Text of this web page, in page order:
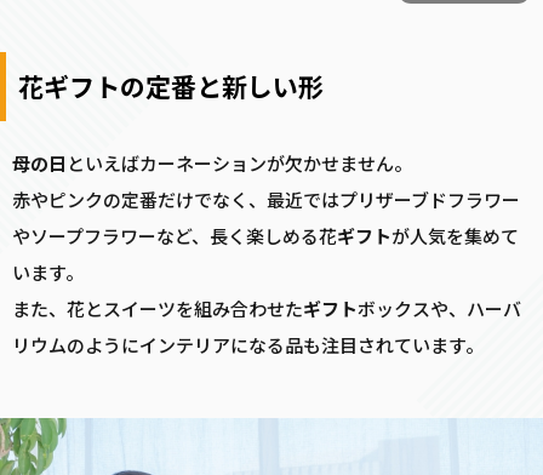
花ギフトの定番と新しい形
母の日 といえばカーネーションが欠かせません。
赤やピンクの定番だけでなく、最近ではプリザーブドフラワー
やソープフラワーなど、長く楽しめる花ギフトが人気を集めて
います。
また、花とスイーツを組み合わせたギフトボックスや、ハーバ
リウムのようにインテリアになる品も注目されています。